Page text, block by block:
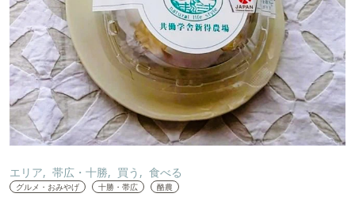
エリア 帯広・十勝 買う 食べる
グルメ・おみやげ 十勝・帯広 酪農